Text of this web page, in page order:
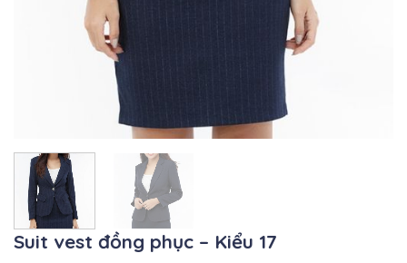
Suit vest đồng phục – Kiểu 17